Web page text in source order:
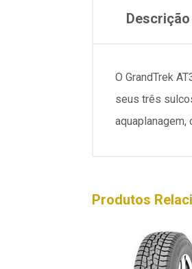
Descrição
O GrandTrek
seus três
Produtos